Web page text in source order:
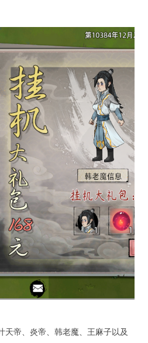
天帝、炎帝、韩老魔、王麻子以及